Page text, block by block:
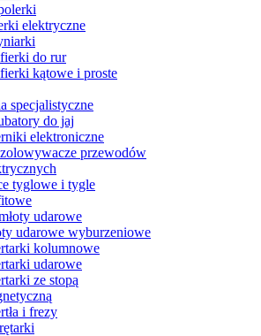
elektryczne
do rur
kątowe i proste
specjalistyczne
do jaj
elektroniczne
przewodów
tyglowe i tygle
udarowe
udarowe wyburzeniowe
kolumnowe
udarowe
ze stopą
i frezy